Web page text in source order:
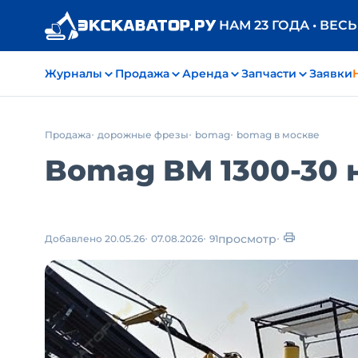
НАМ 23 ГОДА •
Журналы Продажа Аренда Запчасти Заявки
Продажа дорожные фрезы bomag bomag в москве
Bomag BM 1300-30
Добавлено 20.05.26 07.08.2026 91просмотр